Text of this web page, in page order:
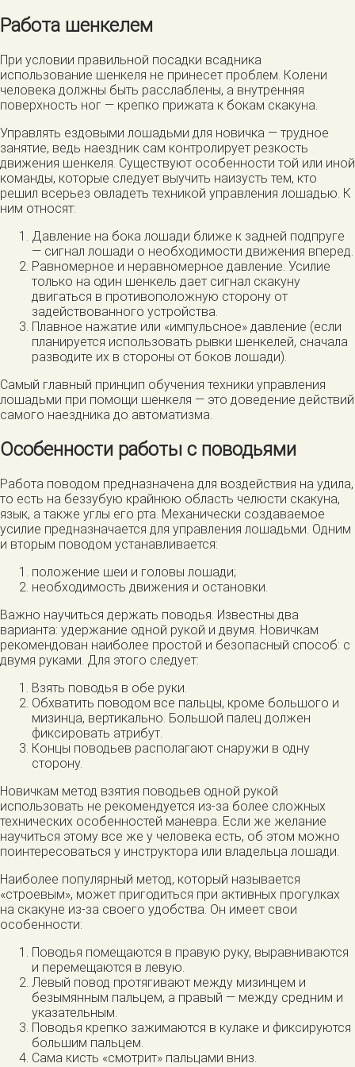
Работа шенкелем
При условии правильной посадки всадника
использование шенкеля не принесет проблем. Колени
человека должны быть расслаблены, а внутренняя
поверхность ног — крепко прижата к бокам скакуна.
Управлять ездовыми лошадьми для новичка — трудное
занятие, ведь наездник сам контролирует резкость
движения шенкеля. Существуют особенности той или иной
команды, которые следует выучить наизусть тем, кто
решил всерьез овладеть техникой управления лошадью. К
ним относят:
Давление на бока лошади ближе к задней подпруге
— сигнал лошади о необходимости движения вперед.
Равномерное и неравномерное давление. Усилие
только на один шенкель дает сигнал скакуну
двигаться в противоположную сторону от
задействованного устройства.
Плавное нажатие или «импульсное» давление (если
планируется использовать рывки шенкелей, сначала
разводите их в стороны от боков лошади).
Самый главный принцип обучения техники управления
лошадьми при помощи шенкеля — это доведение действий
самого наездника до автоматизма.
Особенности работы с поводьями
Работа поводом предназначена для воздействия на удила,
то есть на беззубую крайнюю область челюсти скакуна,
язык, а также углы его рта. Механически создаваемое
усилие предназначается для управления лошадьми. Одним
и вторым поводом устанавливается:
положение шеи и головы лошади;
необходимость движения и остановки.
Важно научиться держать поводья. Известны два
варианта: удержание одной рукой и двумя. Новичкам
рекомендован наиболее простой и безопасный способ: с
двумя руками. Для этого следует:
Взять поводья в обе руки.
Обхватить поводом все пальцы, кроме большого и
мизинца, вертикально. Большой палец должен
фиксировать атрибут.
Концы поводьев располагают снаружи в одну
сторону.
Новичкам метод взятия поводьев одной рукой
использовать не рекомендуется из-за более сложных
технических особенностей маневра. Если же желание
научиться этому все же у человека есть, об этом можно
поинтересоваться у инструктора или владельца лошади.
Наиболее популярный метод, который называется
«строевым», может пригодиться при активных прогулках
на скакуне из-за своего удобства. Он имеет свои
особенности:
Поводья помещаются в правую руку, выравниваются
и перемещаются в левую.
Левый повод протягивают между мизинцем и
безымянным пальцем, а правый — между средним и
указательным.
Поводья крепко зажимаются в кулаке и фиксируются
большим пальцем.
Сама кисть «смотрит» пальцами вниз.